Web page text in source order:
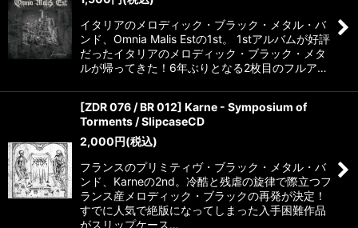
イタリアのメロディック・ブラック・メタル・バ
ンド、Omnia Malis Estの1st。 1stアルバムが好評
だったイタリアのメロディック・ブラック・メタ
ルが帰ってきた！6年ぶりとなる2枚目のフルア…
[ZDR 076 / BR 012] Karne - Symposium of
Torments / SlipcaseCD
2,000円(税込)
フランスのプリミティヴ・ブラック・メタル・バ
ンド、Karneの2nd。冷酷と残虐の旋律で際立つフ
ランス産メロディック・ブラックの再発が決定！
すでに人気で絶版になってしまった入手困難作品
がスリップケース…